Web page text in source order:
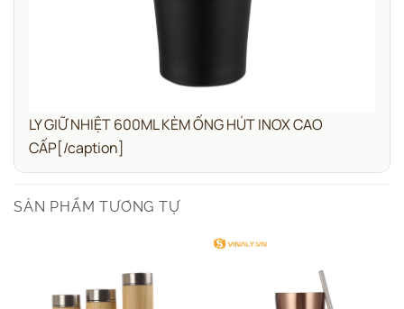
LY GIỮ NHIỆT 600ML KÈM ỐNG HÚT INOX CAO
CẤP[/caption]
SẢN PHẨM TƯƠNG TỰ